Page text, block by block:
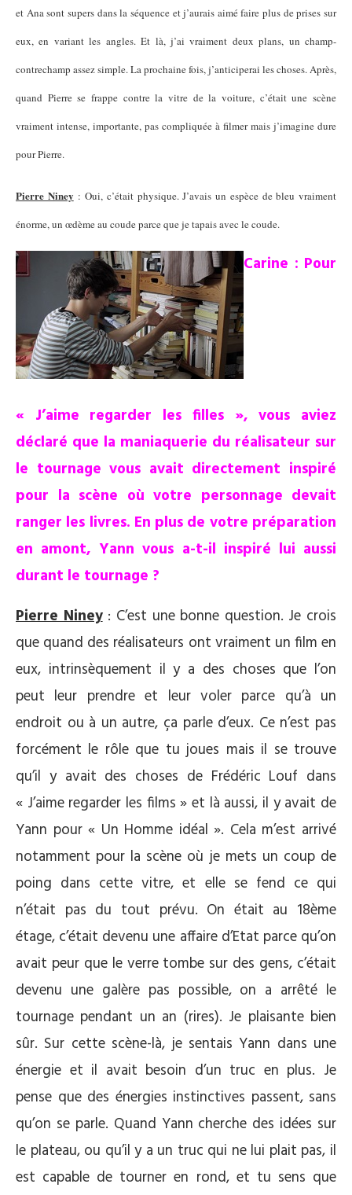
et Ana sont supers dans la séquence et j’aurais aimé faire plus de prises sur
eux, en variant les angles. Et là, j’ai vraiment deux plans, un champ-
contrechamp assez simple. La prochaine fois, j’anticiperai les choses. Après,
quand Pierre se frappe contre la vitre de la voiture, c’était une scène
vraiment intense, importante, pas compliquée à filmer mais j’imagine dure
pour Pierre.
Pierre Niney : Oui, c’était physique. J’avais un espèce de bleu vraiment
énorme, un œdème au coude parce que je tapais avec le coude.
Carine : Pour
« J’aime regarder les filles », vous aviez
déclaré que la maniaquerie du réalisateur sur
le tournage vous avait directement inspiré
pour la scène où votre personnage devait
ranger les livres. En plus de votre préparation
en amont, Yann vous a-t-il inspiré lui aussi
durant le tournage ?
Pierre Niney: C’est une bonne question. Je crois
que quand des réalisateurs ont vraiment un film en
eux, intrinsèquement il y a des choses que l’on
peut leur prendre et leur voler parce qu’à un
endroit ou à un autre, ça parle d’eux. Ce n’est pas
forcément le rôle que tu joues mais il se trouve
qu’il y avait des choses de Frédéric Louf dans
« J’aime regarder les films » et là aussi, il y avait de
Yann pour « Un Homme idéal ». Cela m’est arrivé
notamment pour la scène où je mets un coup de
poing dans cette vitre, et elle se fend ce qui
n’était pas du tout prévu. On était au 18ème
étage, c’était devenu une affaire d’Etat parce qu’on
avait peur que le verre tombe sur des gens, c’était
devenu une galère pas possible, on a arrêté le
tournage pendant un an (rires). Je plaisante bien
sûr. Sur cette scène-là, je sentais Yann dans une
énergie et il avait besoin d’un truc en plus. Je
pense que des énergies instinctives passent, sans
qu’on se parle. Quand Yann cherche des idées sur
le plateau, ou qu’il y a un truc qui ne lui plait pas, il
est capable de tourner en rond, et tu sens que